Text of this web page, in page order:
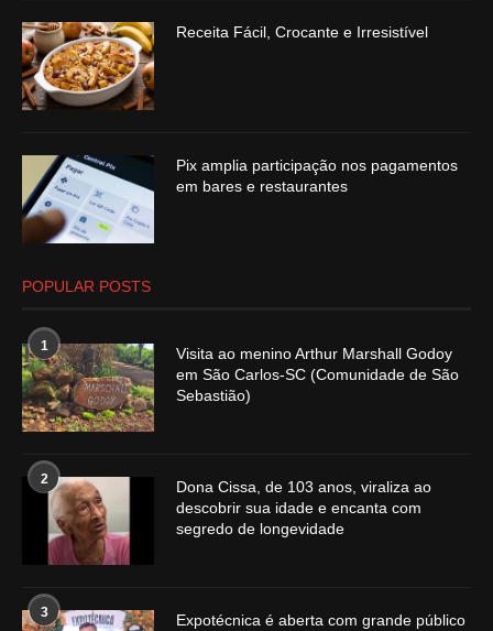
Receita Fácil, Crocante e Irresistível
Pix amplia participação nos pagamentos
em bares e restaurantes
POPULAR POSTS
1
Visita ao menino Arthur Marshall Godoy
em São Carlos-SC (Comunidade de São
Sebastião)
2
Dona Cissa, de 103 anos, viraliza ao
descobrir sua idade e encanta com
segredo de longevidade
3
Expotécnica é aberta com grande público